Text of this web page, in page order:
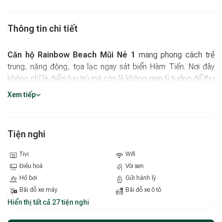
Thông tin chi tiết
Căn hộ Rainbow Beach Mũi Né 1 mang phong cách trẻ
trung, năng động, tọa lạc ngay sát biển Hàm Tiến. Nơi đây
không chỉ là điểm lưu trú mà còn là không gian lý tưởng để thư
giãn, trò chuyện và tận hưởng kỳ nghỉ đáng nhớ tại Mũi Né.
xanh mát, tạo không gian thư giãn trong lành.
Nhà hàng tại chỗ, phục vụ bữa sáng theo thực đơn gọi
món (à la carte).
Quán cà phê và tinh bar ngay trong khuôn viên, phục vụ cả
ngày – lý tưởng cho buổi sáng nhẹ nhàng hay chiều chill với
Xem tiếp
Tiện nghi
Tivi
Wifi
Điều hoà
Vòi sen
Hồ bơi
Gửi hành lý
Bãi đỗ xe máy
Bãi đỗ xe ô tô
Hiển thị tất cả 27 tiện nghi